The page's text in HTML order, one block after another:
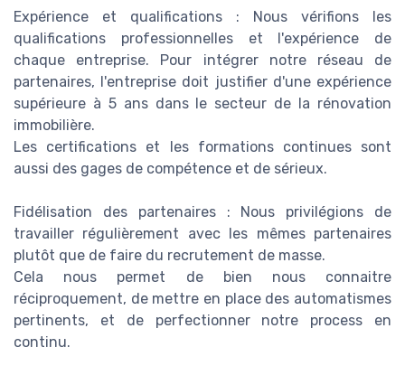
Expérience et qualifications : Nous vérifions les
qualifications professionnelles et l'expérience de
chaque entreprise. Pour intégrer notre réseau de
partenaires, l'entreprise doit justifier d'une expérience
supérieure à 5 ans dans le secteur de la rénovation
immobilière.
Les certifications et les formations continues sont
aussi des gages de compétence et de sérieux.
Fidélisation des partenaires : Nous privilégions de
travailler régulièrement avec les mêmes partenaires
plutôt que de faire du recrutement de masse.
Cela nous permet de bien nous connaitre
réciproquement, de mettre en place des automatismes
pertinents, et de perfectionner notre process en
continu.